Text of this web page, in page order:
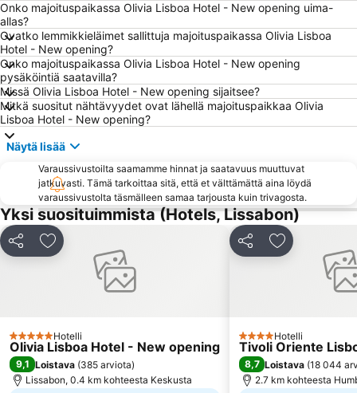
Lisboa
Caparica beach
Castelo de Sao Jorge
Centro Colombo
Parque Metro Station
Saldanha Metro Station
Algés Beach
Albufeira Lagoon
Rossio Metro Station
Belém
Marques de Pombal
Rato Metro Station
Parque das Nações
Carcavelos
Praia do Tamariz
Jardim do Principe Real
Akvaario
Anjos
Centro Cultural de Belem
Quinta da Marinha Golf Resort
Saldanha Residence
Martim Moniz
Campo de Ourique
Onko majoituspaikassa Olivia Lisboa Hotel - New opening uima-
allas?
Ovatko lemmikkieläimet sallittuja majoituspaikassa Olivia Lisboa
Hotel - New opening?
Onko majoituspaikassa Olivia Lisboa Hotel - New opening
pysäköintiä saatavilla?
Missä Olivia Lisboa Hotel - New opening sijaitsee?
Mitkä suositut nähtävyydet ovat lähellä majoituspaikkaa Olivia
Lisboa Hotel - New opening?
Näytä lisää
Varaussivustoilta saamamme hinnat ja saatavuus muuttuvat
jatkuvasti. Tämä tarkoittaa sitä, että et välttämättä aina löydä
varaussivustolta täsmälleen samaa tarjousta kuin trivagosta.
Yksi suosituimmista (Hotels, Lissabon)
Jaa Lisää suosikkeihin
5 Tähtiluokitus
Hotelli
Olivia Lisboa Hotel - New opening
9,1 Loistava (385 arviota)
Lissabon, 0.4 km kohteesta Keskusta
Jaa Lisää
4 Tähtiluokitus
Hotelli
Tivoli Oriente
8,7 Loistava (18 044
2.7 km kohteesta